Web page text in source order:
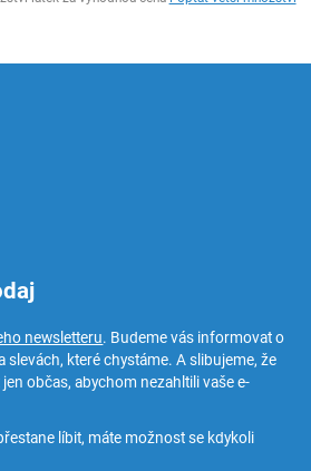
newsletteru. Budeme vás informovat o
které chystáme. A slibujeme, že
občas, abychom nezahltili vaše e-
líbit, máte možnost se kdykoli